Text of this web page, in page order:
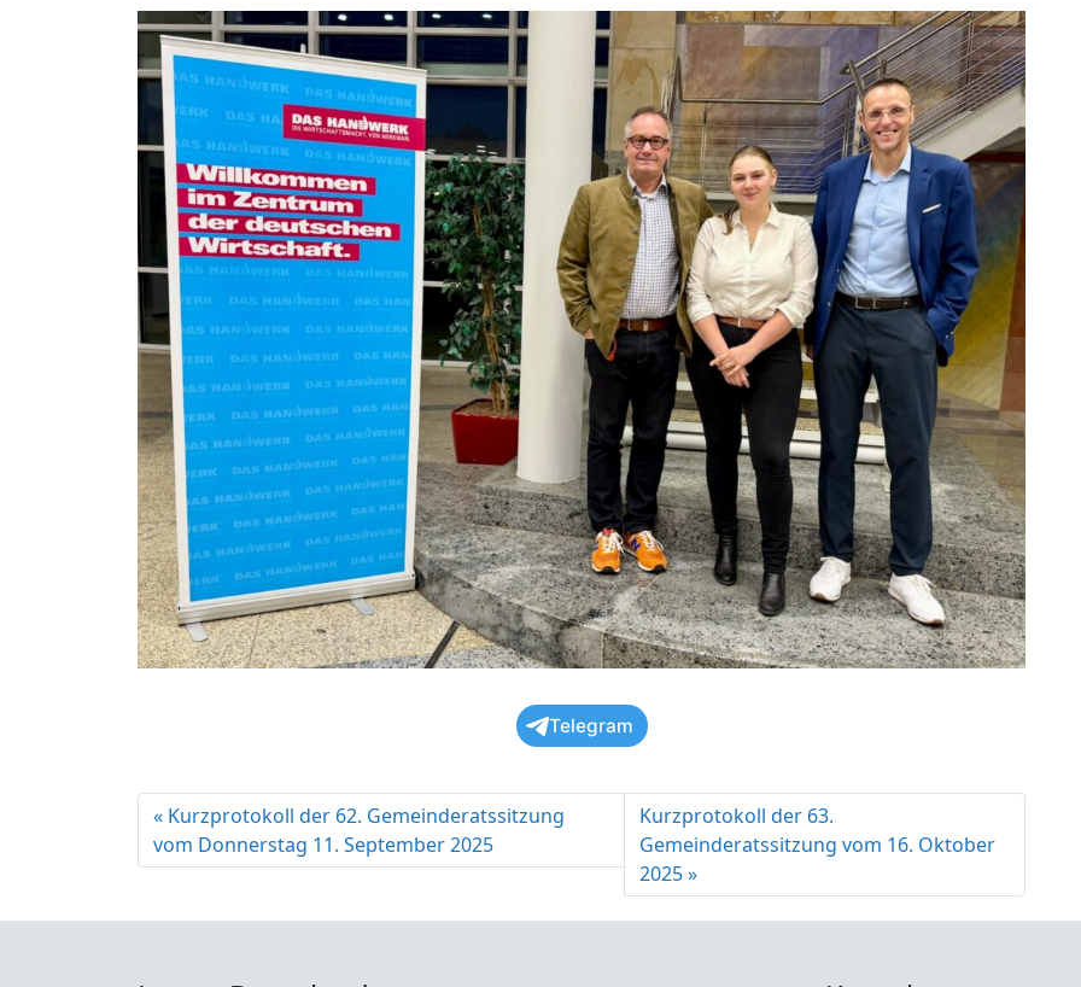
Telegram
Kurzprotokoll der 62. Gemeinderatssitzung
vom Donnerstag 11. September 2025
Kurzprotokoll der 63.
Gemeinderatssitzung vom 16. Oktober
2025